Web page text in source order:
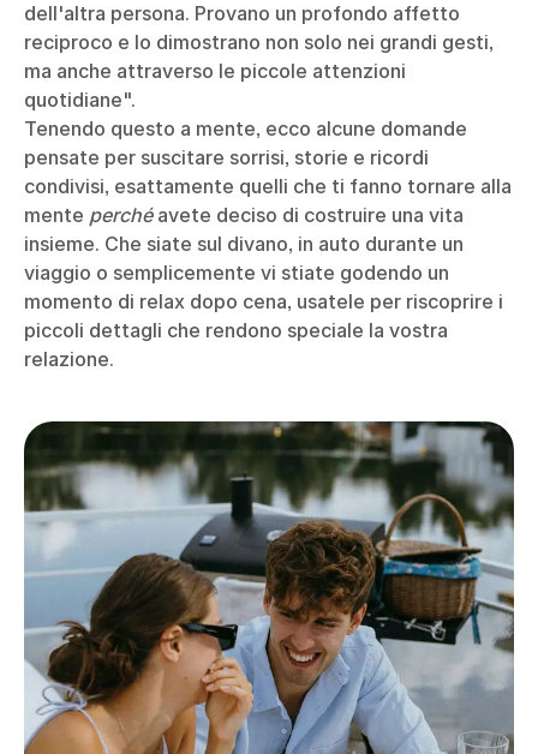
dell'altra persona. Provano un profondo affetto
reciproco e lo dimostrano non solo nei grandi gesti,
ma anche attraverso le piccole attenzioni
quotidiane".
Tenendo questo a mente, ecco alcune domande
pensate per suscitare sorrisi, storie e ricordi
condivisi, esattamente quelli che ti fanno tornare alla
mente perchéavete deciso di costruire una vita
insieme. Che siate sul divano, in auto durante un
viaggio o semplicemente vi stiate godendo un
momento di relax dopo cena, usatele per riscoprire i
piccoli dettagli che rendono speciale la vostra
relazione.